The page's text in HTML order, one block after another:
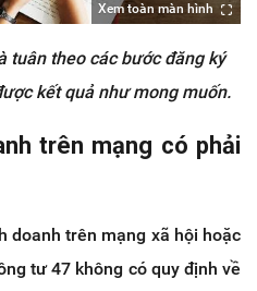
Xem toàn màn hình
tuân theo các bước đăng ký
kết quả như mong muốn.
trên mạng có phải
doanh trên mạng xã hội hoặc
tư 47 không có quy định về